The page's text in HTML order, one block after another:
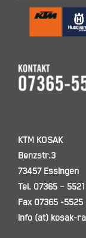
KTM KOSAK
Benzstr.3
73457 Essingen
Tel. 07365 – 5521
Fax 07365 -5525
info (at) kosak-